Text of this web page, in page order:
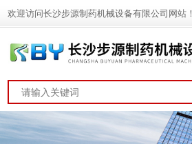
欢迎访问长沙步源制药机械设备有限公司网站！